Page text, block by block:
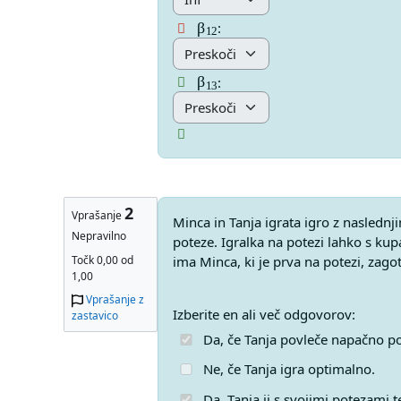
β12
:Answer 29 Vprašanje 1
β13
:Answer 30 Vprašanje 1
Vprašanje2
Nepravilno
Točk 0,00 od
1,00
Vprašanje z
zastavico
Besedilo vprašanja
Minca in Tanja igrata igro z
poteze. Igralka na potezi lahko s
ima Minca, ki je prva na potezi,
Vprašanje 2
Izberite en ali več odgovorov:
Da, če Tanja povleče napačno
Ne, če Tanja igra optimalno.